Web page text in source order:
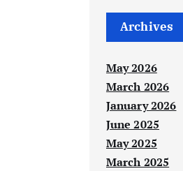
Archives
May 2026
March 2026
January 2026
June 2025
May 2025
March 2025